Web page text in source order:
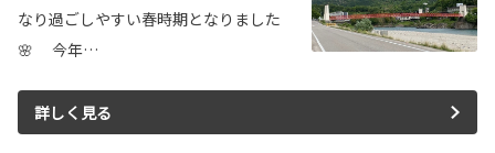
なり過ごしやすい春時期となりました
🌸 今年…
詳しく見る